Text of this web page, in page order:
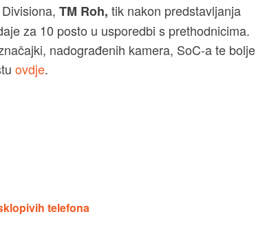
TM Roh, tik nakon predstavljanja
za 10 posto u usporedbi s prethodnicima.
nadograđenih kamera, SoC-a te bolje
ovdje.
telefona